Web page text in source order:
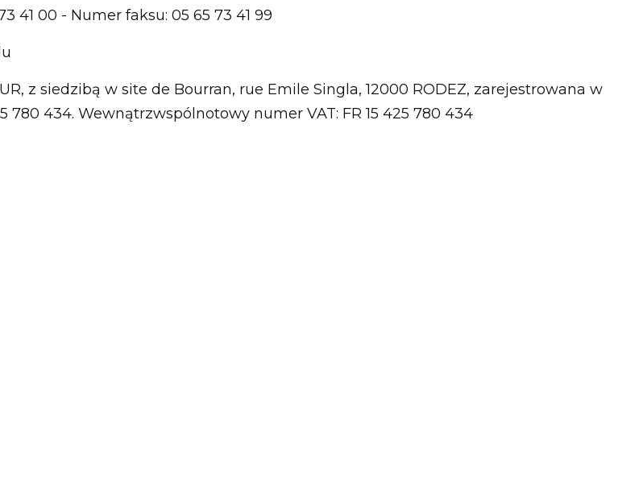
41 00 - Numer faksu: 05 65 73 41 99
z siedzibą w site de Bourran, rue Emile Singla, 12000 RODEZ, zarejestrowana w
434. Wewnątrzwspólnotowy numer VAT: FR 15 425 780 434